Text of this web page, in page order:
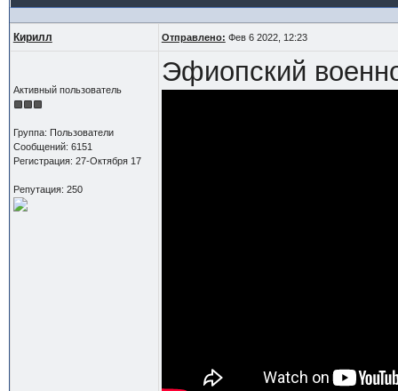
Кирилл Отправлено: Фев 6 2022, 12:23
Активный пользователь
Группа: Пользователи
Сообщений: 6151
Регистрация: 27-Октября 17
Репутация: 250
Эфиопский